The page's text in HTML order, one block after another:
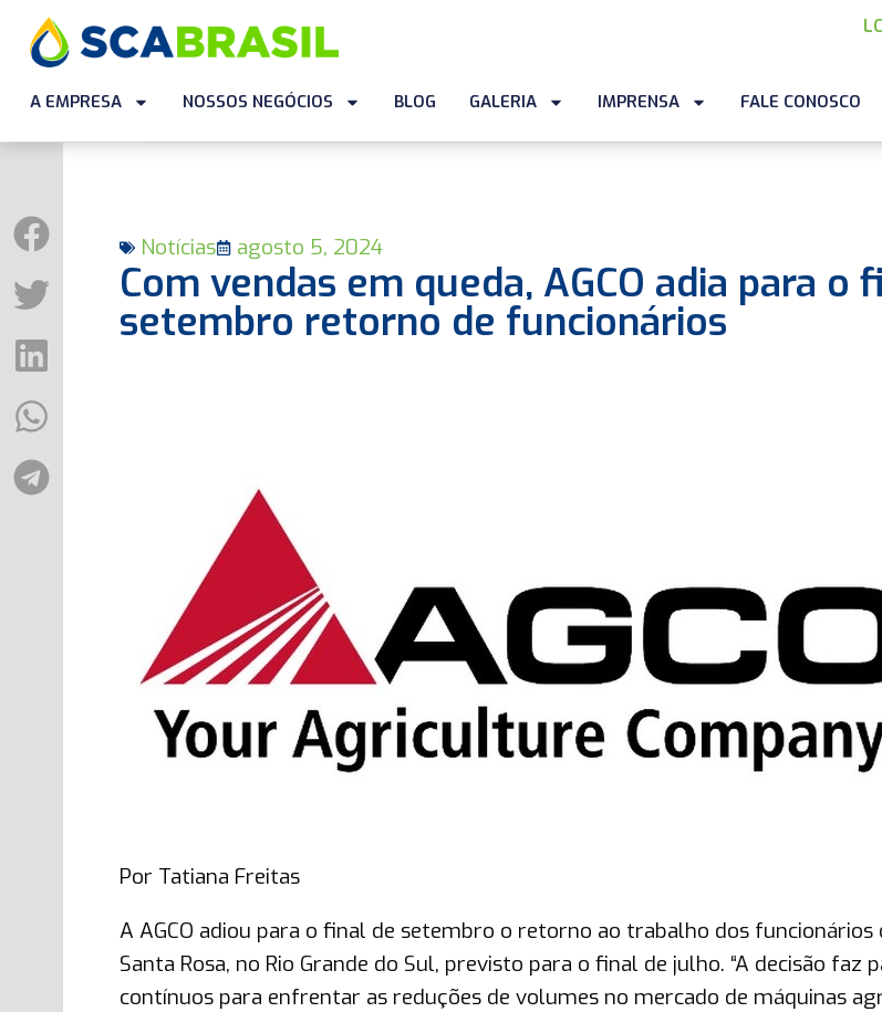
A EMPRESA NOSSOS NEGÓCIOS BLOG GALERIA IMPRENSA FALE CONOSCO
Notícias agosto 5, 2024
Com vendas em queda, AGCO adia para o
setembro retorno de funcionários
Por Tatiana Freitas
A AGCO adiou para o final de setembro o retorno ao trabalho dos funcionários
Santa Rosa, no Rio Grande do Sul, previsto para o final de julho. “A decisão faz
contínuos para enfrentar as reduções de volumes no mercado de máquinas